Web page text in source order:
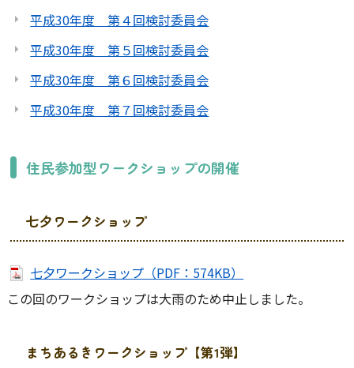
平成30年度 第４回検討委員会
平成30年度 第５回検討委員会
平成30年度 第６回検討委員会
平成30年度 第７回検討委員会
住民参加型ワークショップの開催
七夕ワークショップ
七夕ワークショップ（PDF：574KB）
この回のワークショップは大雨のため中止しました。
まちあるきワークショップ【第1弾】